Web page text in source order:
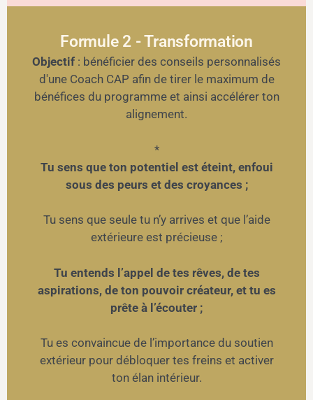
Formule 2 - Transformation
Objectif : bénéficier des conseils personnalisés
d'une Coach CAP afin de tirer le maximum de
bénéfices du programme et ainsi accélérer ton
alignement.
*
Tu sens que ton potentiel est éteint, enfoui
sous des peurs et des croyances ;
Tu sens que seule tu n’y arrives et que l’aide
extérieure est précieuse ;
Tu entends l’appel de tes rêves, de tes
aspirations, de ton pouvoir créateur, et tu es
prête à l’écouter ;
Tu es convaincue de l’importance du soutien
extérieur pour débloquer tes freins et activer
ton élan intérieur.